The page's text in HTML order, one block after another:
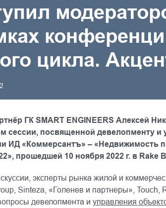
цикла.
ГК SMART ENGINEERS Алексей
сессии, посвященной девелопменту и
ИД «Коммерсантъ» – «Недвижимость
прошедшей 10 ноября 2022 г. в Rake
эксперты рынка жилой и
Sinteza, «Голенев и партнеры», Touch,
девелопмента и управления